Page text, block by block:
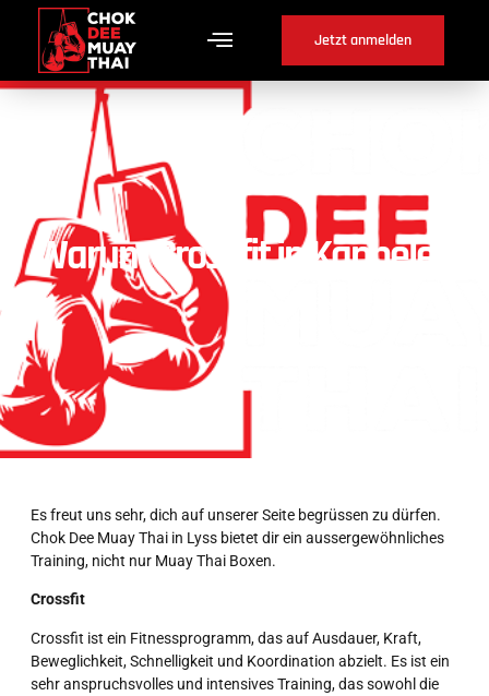
Jetzt anmelden
Warum Crossfit in Kappelen
Es freut uns sehr, dich auf unserer Seite begrüssen zu dürfen.
Chok Dee Muay Thai in Lyss bietet dir ein aussergewöhnliches
Training, nicht nur Muay Thai Boxen.
Crossfit
Crossfit ist ein Fitnessprogramm, das auf Ausdauer, Kraft,
Beweglichkeit, Schnelligkeit und Koordination abzielt. Es ist ein
sehr anspruchsvolles und intensives Training, das sowohl die